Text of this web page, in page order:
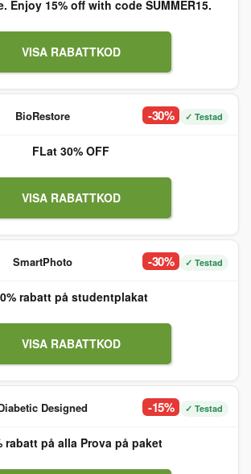
Enjoy 15% off with code SUMMER15.
VISA RABATTKOD
BioRestore -30% ✓ Testad
FLat 30% OFF
VISA RABATTKOD
SmartPhoto -30% ✓ Testad
rabatt på studentplakat
VISA RABATTKOD
Designed -15% ✓ Testad
rabatt på alla Prova på paket